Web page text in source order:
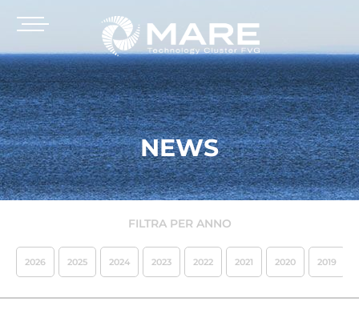
NEWS
FILTRA PER ANNO
2026 2025 2024 2023 2022 2021 2020 2019